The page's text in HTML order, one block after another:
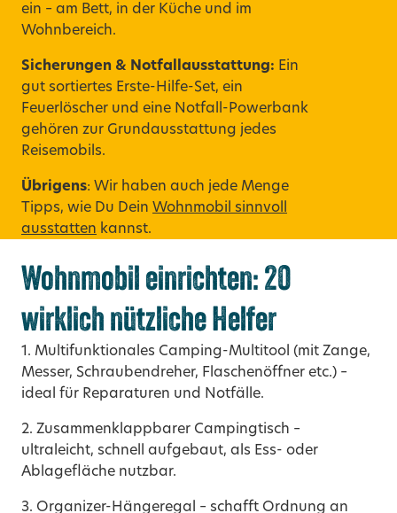
ein – am Bett, in der Küche und im
Wohnbereich.
Sicherungen & Notfallausstattung: Ein
gut sortiertes Erste-Hilfe-Set, ein
Feuerlöscher und eine Notfall-Powerbank
gehören zur Grundausstattung jedes
Reisemobils.
Übrigens: Wir haben auch jede Menge
Tipps, wie Du Dein Wohnmobil sinnvoll
ausstatten kannst.
Wohnmobil einrichten: 20
wirklich nützliche Helfer
1. Multifunktionales Camping-Multitool (mit Zange,
Messer, Schraubendreher, Flaschenöffner etc.) –
ideal für Reparaturen und Notfälle.
2. Zusammenklappbarer Campingtisch –
ultraleicht, schnell aufgebaut, als Ess- oder
Ablagefläche nutzbar.
3. Organizer-Hängeregal – schafft Ordnung an